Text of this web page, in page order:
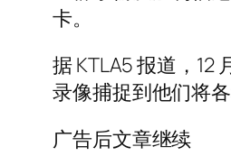
卡。
据 KTLA5 报道，
录像捕捉到他们将
广告后文章继续